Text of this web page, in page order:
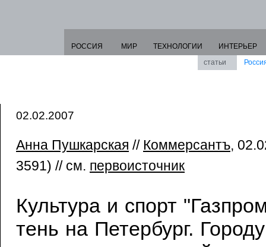
РОССИЯ МИР ТЕХНОЛОГИИ
ИНТЕРЬЕР
статьи
02.02.2007
Анна Пушкарская // Коммерсантъ,
3591) // см. первоисточник
Культура и спорт
тень на Петербург.